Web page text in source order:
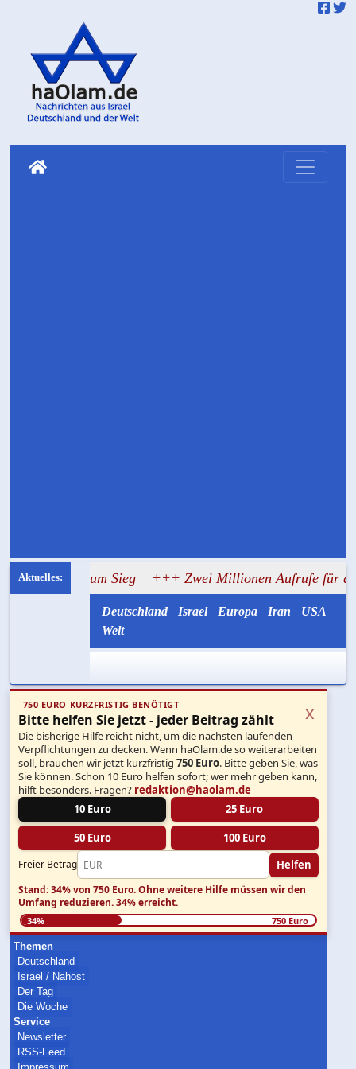
Aufschub zum Sieg +++ Zwei Millionen Aufrufe für
Deutschland Israel Europa Iran
USA
Welt
750 EURO KURZFRISTIG BENÖTIGT
Bitte helfen Sie jetzt - jeder Beitrag zählt
Die bisherige Hilfe reicht nicht, um die nächsten laufenden
Verpflichtungen zu decken. Wenn haOlam.de so weiterarbeiten
soll, brauchen wir jetzt kurzfristig750 Euro. Bitte geben Sie, was
Sie können. Schon 10 Euro helfen sofort; wer mehr geben kann,
hilft besonders. Fragen? redaktion@haolam.de
10 Euro
25 Euro
50 Euro 100 Euro
Freier Betrag Helfen
x
Stand: 34% von 750 Euro.Ohne weitere Hilfe müssen wir den
Umfang reduzieren.34% erreicht.
34% 750 Euro
Themen
Deutschland
Israel / Nahost
Der Tag
Die Woche
Service
Newsletter
RSS-Feed